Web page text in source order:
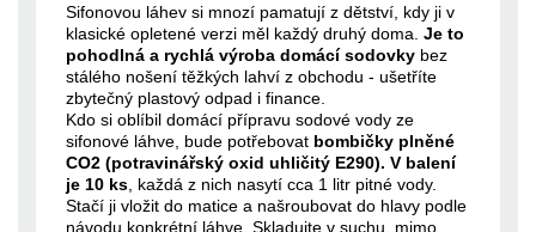
Sifonovou láhev si mnozí pamatují z dětství, kdy ji v
klasické opletené verzi měl každý druhý doma. Je to
pohodlná a rychlá výroba domácí sodovky bez
stálého nošení těžkých lahví z obchodu - ušetříte
zbytečný plastový odpad i finance.
Kdo si oblíbil domácí přípravu sodové vody ze
sifonové láhve, bude potřebovat bombičky plněné
CO2 (potravinářský oxid uhličitý E290). V balení
je 10 ks , každá z nich nasytí cca 1 litr pitné vody.
Stačí ji vložit do matice a našroubovat do hlavy podle
návodu konkrétní láhve. Skladujte v suchu, mimo